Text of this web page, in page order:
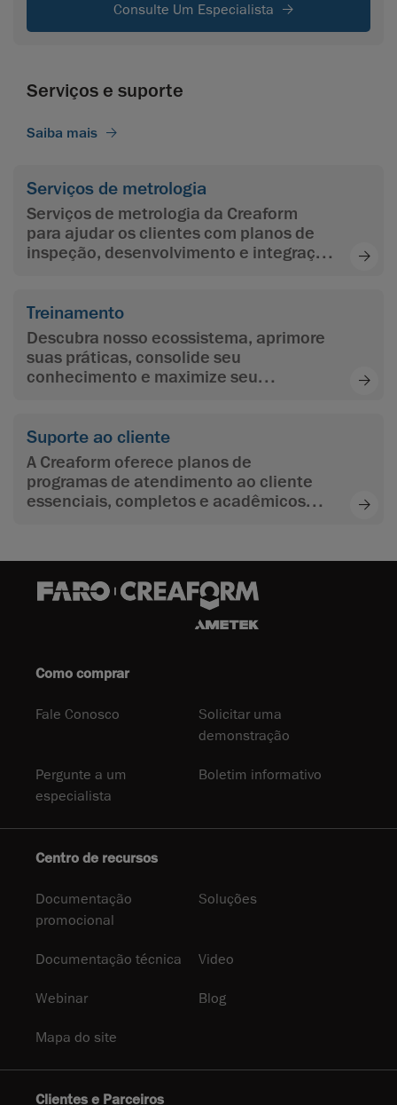
Consulte Um Especialista
Serviços e suporte
Saiba mais
Serviços de metrologia
Serviços de metrologia da Creaform
para ajudar os clientes com planos de
inspeção, desenvolvimento e integração
Treinamento
Descubra nosso ecossistema, aprimore
suas práticas, consolide seu
conhecimento e maximize seu
Suporte ao cliente
A Creaform oferece planos de
programas de atendimento ao cliente
essenciais, completos e acadêmicos
Como comprar
Fale Conosco
Solicitar uma
demonstração
Pergunte a um
especialista
Boletim informativo
Centro de recursos
Documentação
promocional
Soluções
Documentação técnica Video
Webinar Blog
Mapa do site
Clientes e Parceiros